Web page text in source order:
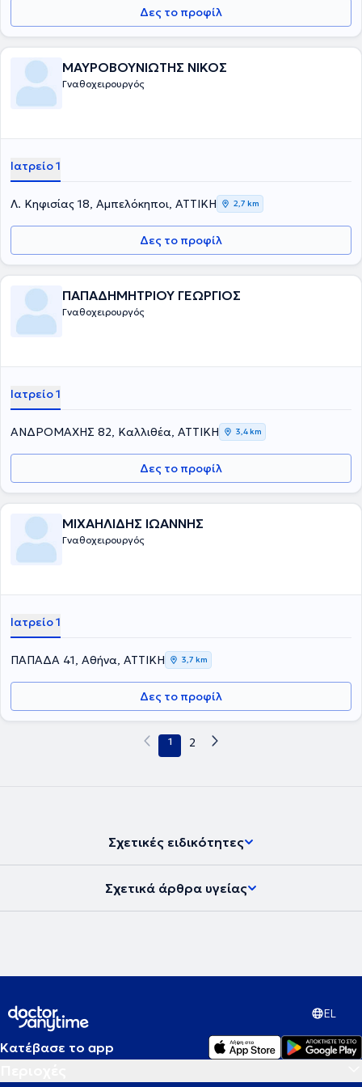
Δες το προφίλ
ΜΑΥΡΟΒΟΥΝΙΩΤΗΣ ΝΙΚΟΣ
Γναθοχειρουργός
Ιατρείο 1
Λ. Κηφισίας 18, Αμπελόκηποι, ΑΤΤΙΚΗ 2,7 km
Δες το προφίλ
ΠΑΠΑΔΗΜΗΤΡΙΟΥ ΓΕΩΡΓΙΟΣ
Γναθοχειρουργός
Ιατρείο 1
ΑΝΔΡΟΜΑΧΗΣ 82, Καλλιθέα, ΑΤΤΙΚΗ 3,4 km
Δες το προφίλ
ΜΙΧΑΗΛΙΔΗΣ ΙΩΑΝΝΗΣ
Γναθοχειρουργός
Ιατρείο 1
ΠΑΠΑΔΑ 41, Αθήνα, ΑΤΤΙΚΗ 3,7 km
Δες το προφίλ
1 2
Σχετικές ειδικότητες
Σχετικά άρθρα υγείας
EL
Κατέβασε το app